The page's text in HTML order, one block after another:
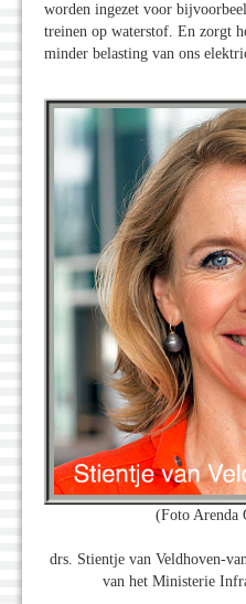
worden ingezet voor
treinen op waterstof. En zorgt
minder belasting van ons
(Foto Arenda
drs. Stientje van Veldhoven-
van het Ministerie